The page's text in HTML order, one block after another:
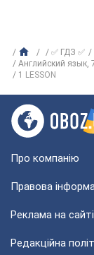
✅ ГДЗ ✅
Английский язык,
1 LESSON
Про компанію
Правова
Реклама на сайті
Редакційна